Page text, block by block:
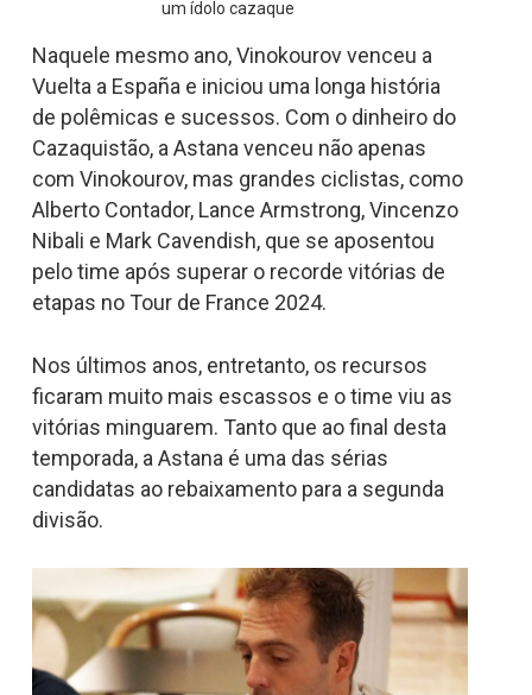
um ídolo cazaque
Naquele mesmo ano, Vinokourov venceu a
Vuelta a España e iniciou uma longa história
de polêmicas e sucessos. Com o dinheiro do
Cazaquistão, a Astana venceu não apenas
com Vinokourov, mas grandes ciclistas, como
Alberto Contador, Lance Armstrong, Vincenzo
Nibali e Mark Cavendish, que se aposentou
pelo time após superar o recorde vitórias de
etapas no Tour de France 2024.
Nos últimos anos, entretanto, os recursos
ficaram muito mais escassos e o time viu as
vitórias minguarem. Tanto que ao final desta
temporada, a Astana é uma das sérias
candidatas ao rebaixamento para a segunda
divisão.